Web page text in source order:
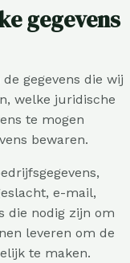
gegevens die wij
welke juridische
te mogen
bewaren.
e-mail,
die nodig zijn om
leveren om de
te maken.